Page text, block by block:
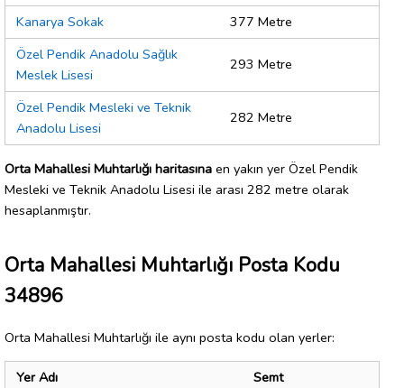
Kanarya Sokak
377 Metre
Özel Pendik Anadolu Sağlık
Meslek Lisesi
293 Metre
Özel Pendik Mesleki ve Teknik
Anadolu Lisesi
282 Metre
Orta Mahallesi Muhtarlığı haritasına en yakın yer Özel Pendik
Mesleki ve Teknik Anadolu Lisesi ile arası 282 metre olarak
hesaplanmıştır.
Orta Mahallesi Muhtarlığı Posta Kodu
34896
Orta Mahallesi Muhtarlığı ile aynı posta kodu olan yerler:
Yer Adı
Semt